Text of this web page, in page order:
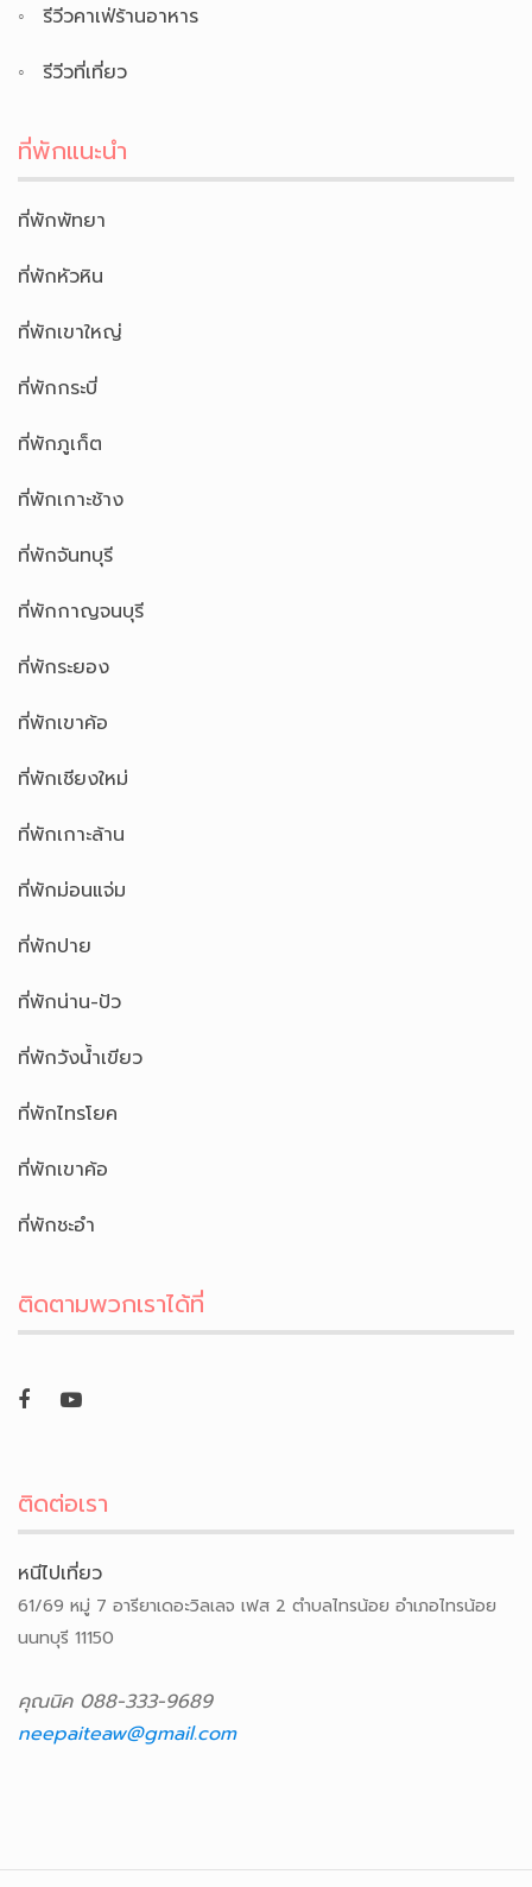
รีวีวคาเฟ่ร้านอาหาร
รีวีวที่เที่ยว
ที่พักแนะนำ
ที่พักพัทยา
ที่พักหัวหิน
ที่พักเขาใหญ่
ที่พักกระบี่
ที่พักภูเก็ต
ที่พักเกาะช้าง
ที่พักจันทบุรี
ที่พักกาญจนบุรี
ที่พักระยอง
ที่พักเขาค้อ
ที่พักเชียงใหม่
ที่พักเกาะล้าน
ที่พักม่อนแจ่ม
ที่พักปาย
ที่พักน่าน-ปัว
ที่พักวังน้ำเขียว
ที่พักไทรโยค
ที่พักเขาค้อ
ที่พักชะอำ
ติดตามพวกเราได้ที่
ติดต่อเรา
หนีไปเที่ยว
61/69 หมู่ 7 อารียาเดอะวิลเลจ เฟส 2 ตำบลไทรน้อย อำเภอไทรน้อย
นนทบุรี 11150
คุณนิค 088-333-9689
neepaiteaw@gmail.com